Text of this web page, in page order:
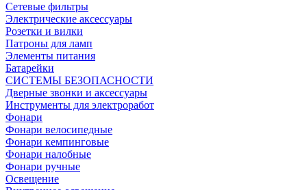
Сетевые фильтры
Электрические аксессуары
Розетки и вилки
Патроны для ламп
Элементы питания
Батарейки
СИСТЕМЫ БЕЗОПАСНОСТИ
Дверные звонки и аксессуары
Инструменты для электроработ
Фонари
Фонари велосипедные
Фонари кемпинговые
Фонари налобные
Фонари ручные
Освещение